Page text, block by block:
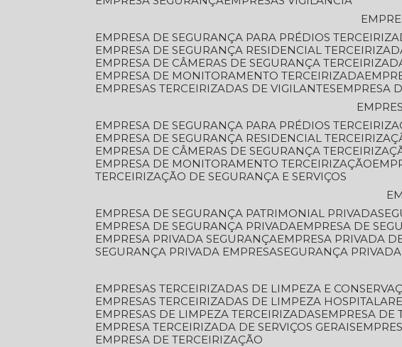
EMPRESA DE SEGURANÇA PARA PRÉDIOS
EMPRESA DE SEGURANÇA RESIDENCIAL
EMPRESA DE CÂMERAS DE SEGURANÇA
EMPRESA DE MONITORAMENTO TERCEIRIZADA
EMPRESAS TERCEIRIZADAS DE VIGILANTES
EMPRESA
EMPRESA DE SEGURANÇA PARA PRÉDIOS
EMPRESA DE SEGURANÇA RESIDENCIAL
EMPRESA DE CÂMERAS DE SEGURANÇA
EMPRESA DE MONITORAMENTO TERCEIRIZAÇÃO
TERCEIRIZAÇÃO DE SEGURANÇA E SERVIÇOS
EMPRESA DE SEGURANÇA PATRIMONIAL PRIVADA
EMPRESA DE SEGURANÇA PRIVADA
EMPRESA DE
EMPRESA PRIVADA SEGURANÇA
EMPRESA PRIVADA
SEGURANÇA PRIVADA EMPRESA SEGURANÇA
EMPRESAS TERCEIRIZADAS DE LIMPEZA E
EMPRESAS TERCEIRIZADAS DE LIMPEZA HOSPITALAR
EMPRESAS DE LIMPEZA TERCEIRIZADAS
EMPRESA
EMPRESA TERCEIRIZADA DE SERVIÇOS GERAIS
EMPRESA DE TERCEIRIZAÇÃO